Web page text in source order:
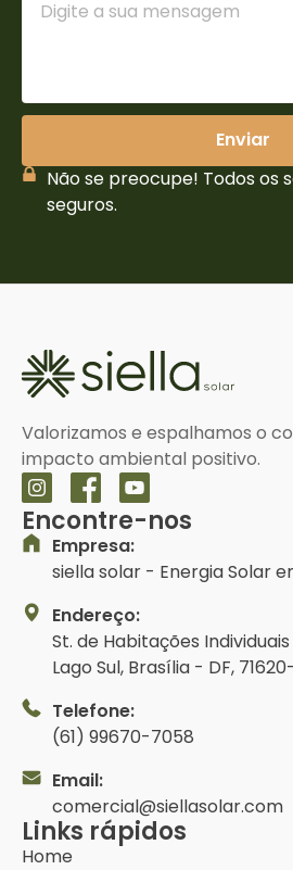
Enviar
Não se preocupe! Todos os
seguros.
Valorizamos e espalhamos o
impacto ambiental positivo.
Encontre-nos
Empresa:
siella solar - Energia Solar
Endereço:
St. de Habitações Individuais
Lago Sul, Brasília - DF, 71620-
Telefone:
(61) 99670-7058
Email:
comercial@siellasolar.com
Links rápidos
Home